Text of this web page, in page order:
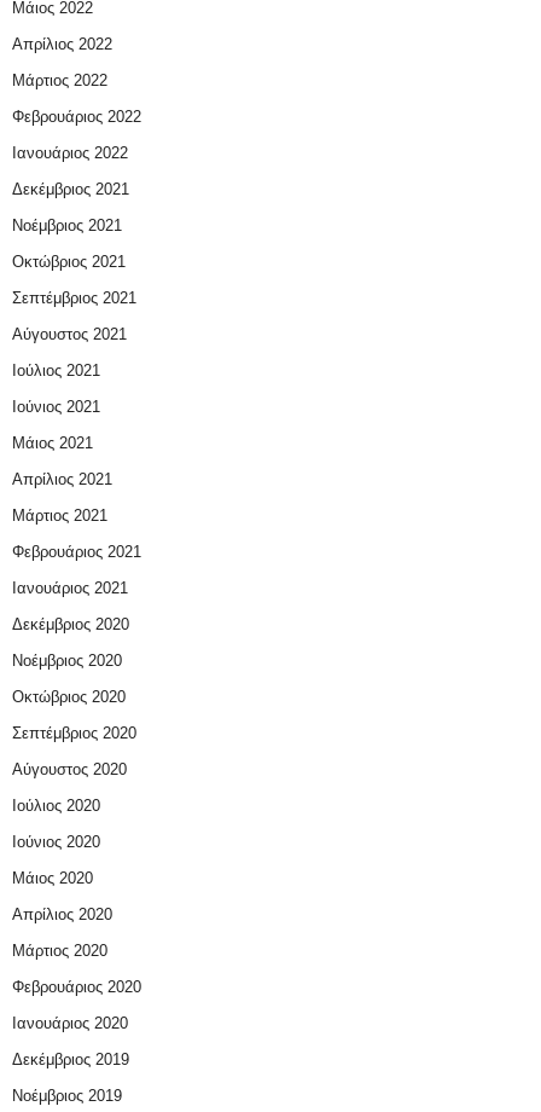
Μάιος 2022
Απρίλιος 2022
Μάρτιος 2022
Φεβρουάριος 2022
Ιανουάριος 2022
Δεκέμβριος 2021
Νοέμβριος 2021
Οκτώβριος 2021
Σεπτέμβριος 2021
Αύγουστος 2021
Ιούλιος 2021
Ιούνιος 2021
Μάιος 2021
Απρίλιος 2021
Μάρτιος 2021
Φεβρουάριος 2021
Ιανουάριος 2021
Δεκέμβριος 2020
Νοέμβριος 2020
Οκτώβριος 2020
Σεπτέμβριος 2020
Αύγουστος 2020
Ιούλιος 2020
Ιούνιος 2020
Μάιος 2020
Απρίλιος 2020
Μάρτιος 2020
Φεβρουάριος 2020
Ιανουάριος 2020
Δεκέμβριος 2019
Νοέμβριος 2019